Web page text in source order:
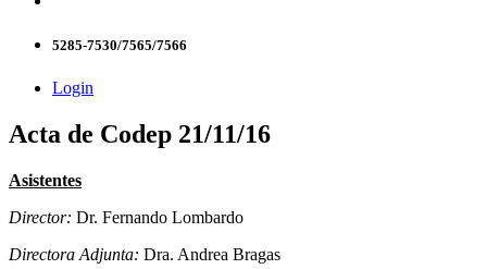
5285-7530/7565/7566
Login
Acta de Codep 21/11/16
Asistentes
Director: Dr. Fernando Lombardo
Directora Adjunta: Dra. Andrea Bragas